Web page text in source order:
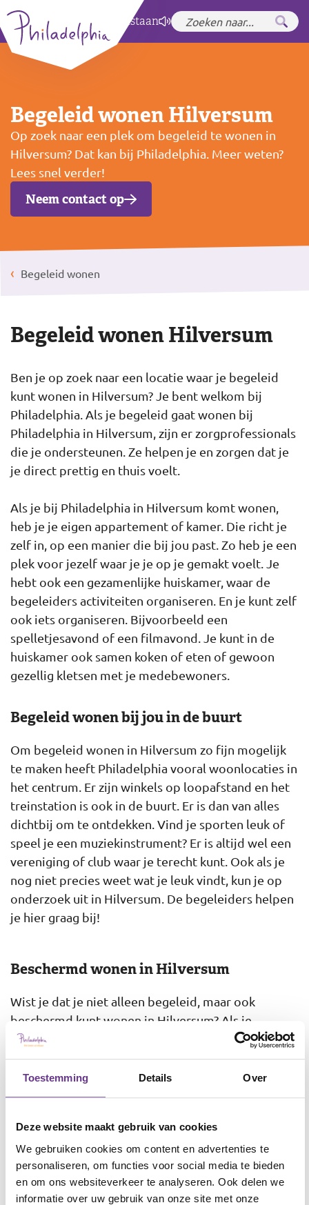
Toestemming Details Over
Deze website maakt gebruik van cookies
We gebruiken cookies om content en advertenties te
personaliseren, om functies voor social media te bieden
en om ons websiteverkeer te analyseren. Ook delen we
informatie over uw gebruik van onze site met onze
Zet hoog contrastaan
Begeleid wonen Hilversum
Op zoek naar een plek om begeleid te wonen in
Hilversum? Dat kan bij Philadelphia. Meer weten?
Lees snel verder!
Neem contact op
Begeleid wonen
Begeleid wonen Hilversum
Ben je op zoek naar een locatie waar je begeleid
kunt wonen in Hilversum? Je bent welkom bij
Philadelphia. Als je begeleid gaat wonen bij
Philadelphia in Hilversum, zijn er zorgprofessionals
die je ondersteunen. Ze helpen je en zorgen dat je
je direct prettig en thuis voelt.
Als je bij Philadelphia in Hilversum komt wonen,
heb je je eigen appartement of kamer. Die richt je
zelf in, op een manier die bij jou past. Zo heb je een
plek voor jezelf waar je je op je gemakt voelt. Je
hebt ook een gezamenlijke huiskamer, waar de
begeleiders activiteiten organiseren. En je kunt zelf
ook iets organiseren. Bijvoorbeeld een
spelletjesavond of een filmavond. Je kunt in de
huiskamer ook samen koken of eten of gewoon
gezellig kletsen met je medebewoners.
Begeleid wonen bij jou in de buurt
Om begeleid wonen in Hilversum zo fijn mogelijk
te maken heeft Philadelphia vooral woonlocaties in
het centrum. Er zijn winkels op loopafstand en het
treinstation is ook in de buurt. Er is dan van alles
dichtbij om te ontdekken. Vind je sporten leuk of
speel je een muziekinstrument? Er is altijd wel een
vereniging of club waar je terecht kunt. Ook als je
nog niet precies weet wat je leuk vindt, kun je op
onderzoek uit in Hilversum. De begeleiders helpen
je hier graag bij!
Beschermd wonen in Hilversum
Wist je dat je niet alleen begeleid, maar ook
beschermd kunt wonen in Hilversum? Als je
bijvoorbeeld niet goed voor jezelf kunt zorgen,
past beschermd wonen misschien bij jou. Er is dan
dag en nacht begeleiding beschikbaar. De
begeleiders zorgen voor structuur en regelmaat
Woonbegeleiding Hilversum
Denk je datbegeleid wonen misschien iets voor jou